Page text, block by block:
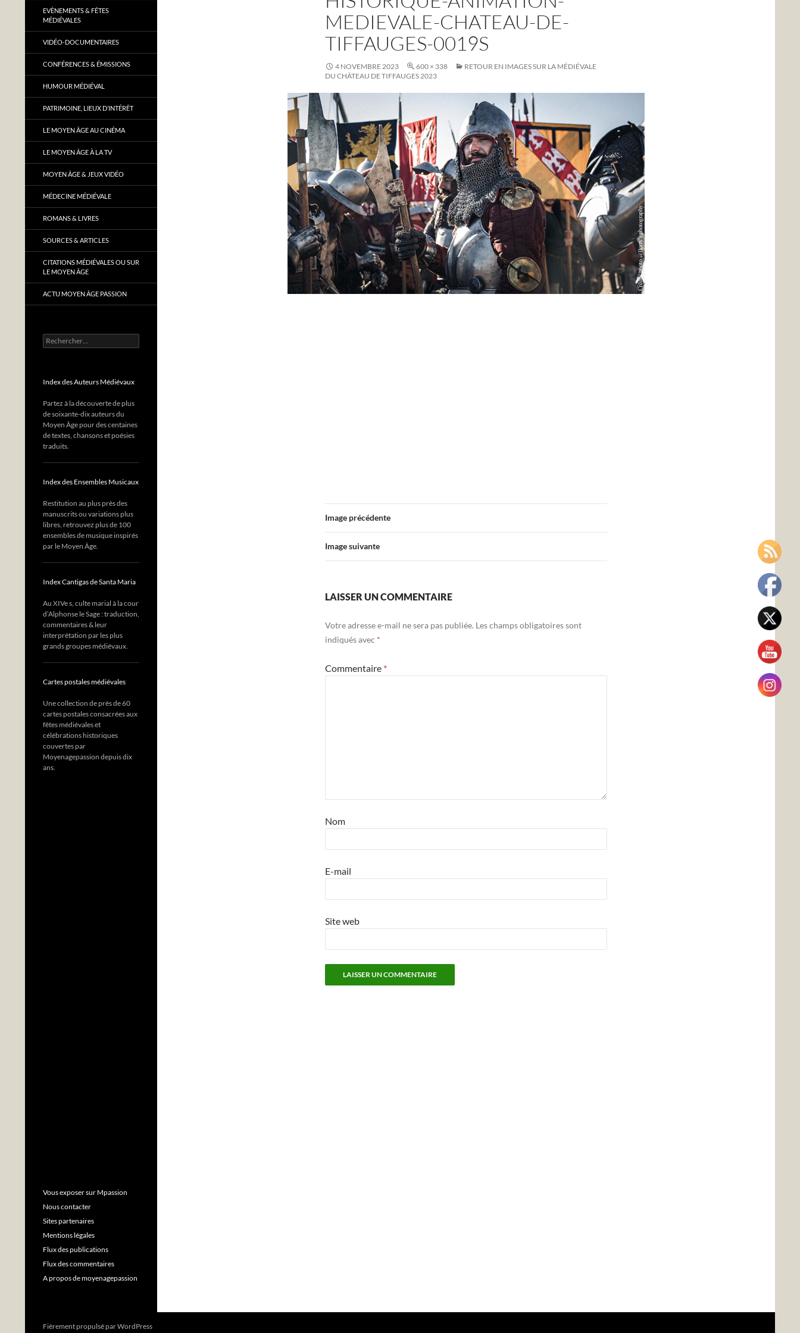
MEDIEVALE-CHATEAU-DE-
TIFFAUGES-0019S
4 NOVEMBRE 2023 600 × 338
RETOUR EN IMAGES SUR LA MÉDIÉVALE
DU CHÂTEAU DE TIFFAUGES 2023
Image précédente
Image suivante
LAISSER UN COMMENTAIRE
Votre adresse e-mail ne sera pas publiée. Les champs obligatoires sont
indiqués avec *
Commentaire *
Nom
E-mail
Site web
EVÈNEMENTS & FÊTES
MÉDIÉVALES
VIDÉO-DOCUMENTAIRES
CONFÉRENCES & ÉMISSIONS
HUMOUR MÉDIÉVAL
PATRIMOINE, LIEUX D’INTÉRÊT
LE MOYEN ÂGE AU CINÉMA
LE MOYEN ÂGE À LA TV
MOYEN ÂGE & JEUX VIDÉO
MÉDECINE MÉDIÉVALE
ROMANS & LIVRES
SOURCES & ARTICLES
CITATIONS MÉDIÉVALES OU SUR
LE MOYEN ÂGE
ACTU MOYEN ÂGE PASSION
Rechercher :
Index des Auteurs Médiévaux
Partez à la découverte de plus
de soixante-dix auteurs du
Moyen Âge pour des centaines
de textes, chansons et poésies
traduits.
Index des Ensembles Musicaux
Restitution au plus près des
manuscrits ou variations plus
libres, retrouvez plus de 100
ensembles de musique inspirés
par le Moyen Âge.
Index Cantigas de Santa Maria
Au XIVe s, culte marial à la cour
d’Alphonse le Sage : traduction,
commentaires & leur
interprétation par les plus
grands groupes médiévaux.
Cartes postales médiévales
Une collection de près de 60
cartes postales consacrées aux
fêtes médiévales et
célébrations historiques
couvertes par
Moyenagepassion depuis dix
ans.
Vous exposer sur Mpassion
Nous contacter
Sites partenaires
Mentions légales
Flux des publications
Flux des commentaires
A propos de moyenagepassion
Fièrement propulsé par WordPress